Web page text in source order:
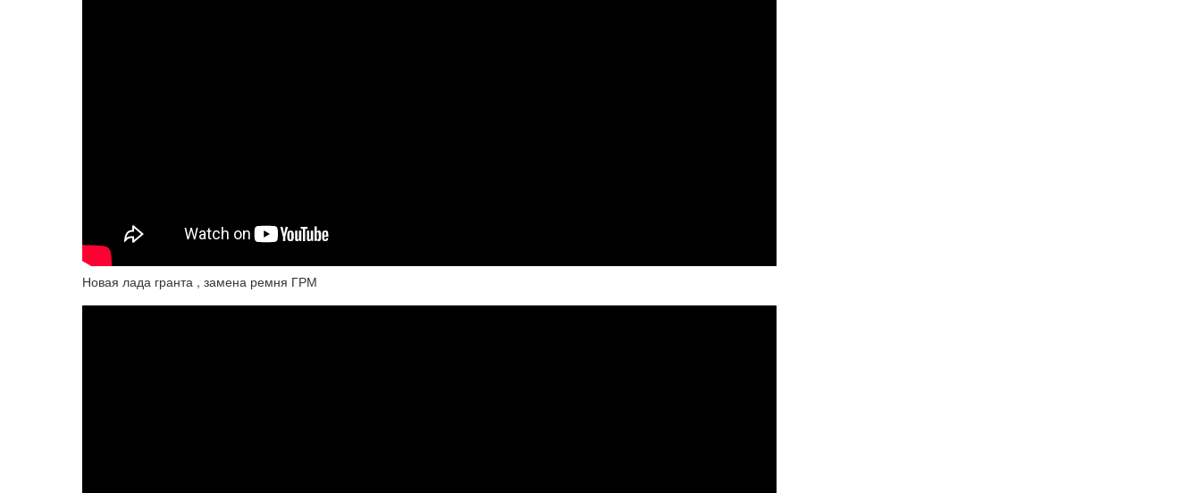
Новая лада гранта , замена ремня ГРМ